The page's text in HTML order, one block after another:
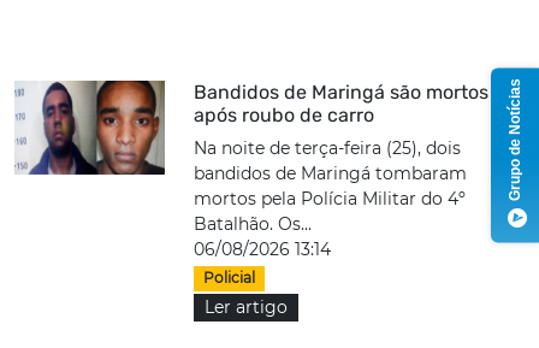
Bandidos de Maringá são mortos
após roubo de carro
Na noite de terça-feira (25), dois
bandidos de Maringá tombaram
mortos pela Polícia Militar do 4º
Batalhão. Os...
06/08/2026 13:14
Policial
Ler artigo
Grupo de Notícias